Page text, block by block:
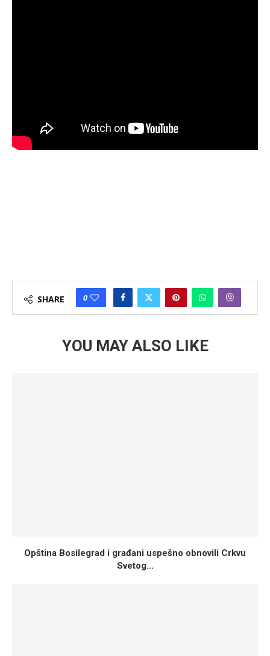
SHARE 0
YOU MAY ALSO LIKE
Opština Bosilegrad i građani uspešno obnovili Crkvu
Svetog...